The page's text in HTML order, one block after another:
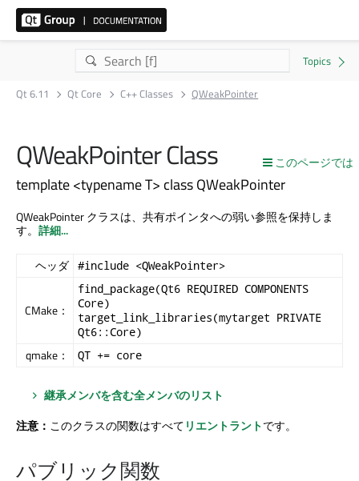
Qt 6.11 Qt Core C++ Classes QWeakPointer
このページでは
QWeakPointer Class
template <typename T> class QWeakPointer
QWeakPointer クラスは、共有ポインタへの弱い参照を保持しま
す。 詳細...
ヘッダ #include <QWeakPointer>
CMake：
find_package(Qt6 REQUIRED COMPONENTS
Core)
target_link_libraries(mytarget PRIVATE
Qt6::Core)
qmake： QT += core
継承メンバを含む全メンバのリスト
注意： このクラスの関数はすべてリエントラントです。
パブリック関数